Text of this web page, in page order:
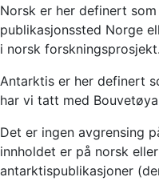
Norsk er her definert
publikasjonssted Norge
i norsk forskningsprosjekt.
Antarktis er her definert
har vi tatt med
Det er ingen avgrensing
innholdet er på norsk
antarktispublikasjoner